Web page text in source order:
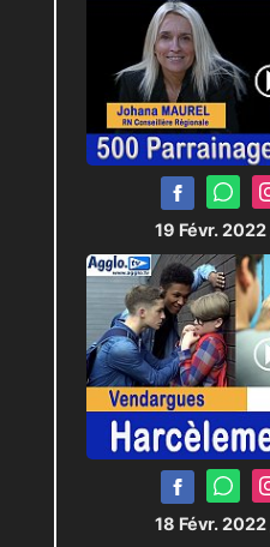
19 Févr. 2022
18 Févr. 2022